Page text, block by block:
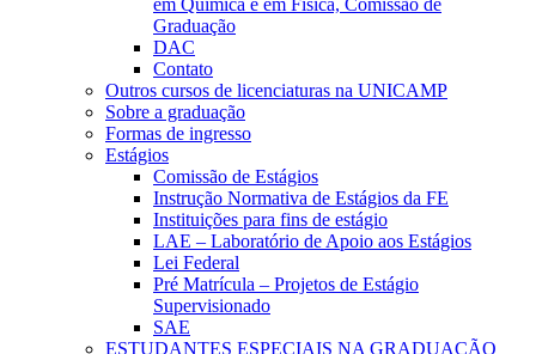
em Química e em Física, Comissão de
Graduação
DAC
Contato
Outros cursos de licenciaturas na UNICAMP
Sobre a graduação
Formas de ingresso
Estágios
Comissão de Estágios
Instrução Normativa de Estágios da FE
Instituições para fins de estágio
LAE – Laboratório de Apoio aos Estágios
Lei Federal
Pré Matrícula – Projetos de Estágio
Supervisionado
SAE
ESTUDANTES ESPECIAIS NA GRADUAÇÃO